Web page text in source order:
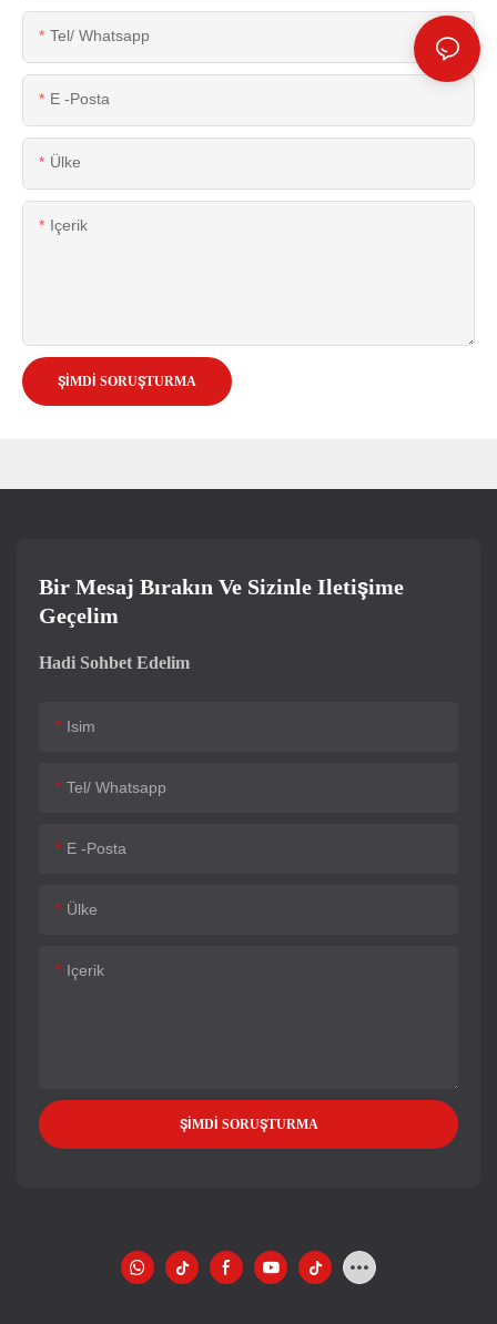
Tel/ Whatsapp
E -posta
Ülke
Içerik
ŞIMDI SORUŞTURMA
Bir Mesaj Bırakın Ve Sizinle Iletişime
Geçelim
Hadi Sohbet Edelim
Isim
Tel/ Whatsapp
E -posta
Ülke
Içerik
ŞIMDI SORUŞTURMA